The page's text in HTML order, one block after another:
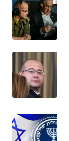
Informasi
INDEKS
KONTAK
KAMI
IKLAN